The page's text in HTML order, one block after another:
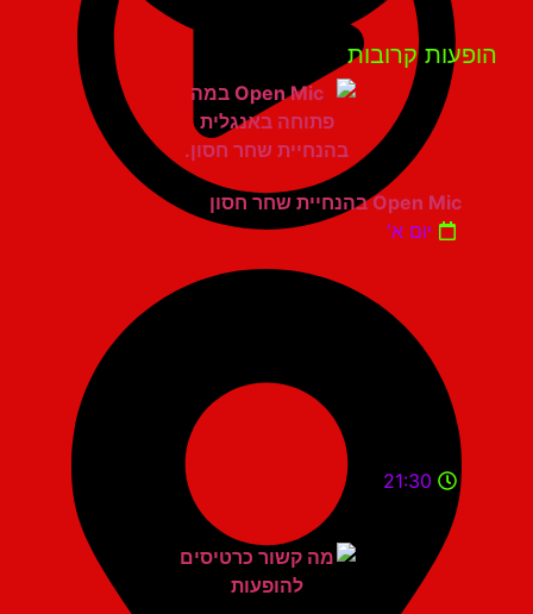
קרובות
Open Mic בהנחיית שחר חסון
יום א'
21:30